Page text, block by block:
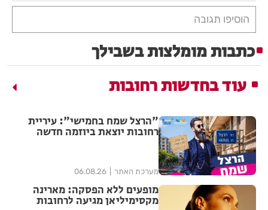
הוסיפו תגובה
כתבות מומלצות בשבילך
עוד בחדשות רחובות
"הרצל שמח בחמישי": עיריית
רחובות יוצאת ביוזמה חדשה
מערכת האתר 06.08.26
מופעים ללא הפסקה: מארינה
מקסימיליאן מגיעה לרחובות